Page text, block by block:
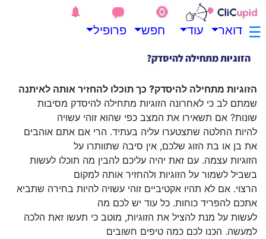
☰ דואר עוד חפש פרופיל
.
הזוגיות מתחילה להיסדק? כך תוכלו להחזיר אותה לאיתנה
שמתם לב כי לאחרונה הזוגיות מתחילה להיסדק מסיבות
שונות? אם תשאירו את המצב כפי שהוא זוהי עשויה
להיות החלטה שתצטערו עליה בעתיד. הרי אם אתם אוהבים
את בן או בת הזוג שלכם, אין סיבה שתוותרו על
הזוגיות עצמה. עם זאת יהיה עליכם להבין מה תוכלו לעשות
בשביל לשמור על הזוגיות ולהחזיר אותה למקום
הרצוי. אם לא תהיו אקטיביים זוהי עשויה להיות בחירה שתביא
אתכם להפריד כוחות. כל עוד יש לכם מה
לעשות על מנת להציל את הזוגיות, מוטב כי תעשו זאת הלכה
למעשה. הכנו לכם כמה טיפים חשובים